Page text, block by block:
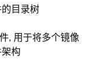
目录树
, 用于将多个镜像
构